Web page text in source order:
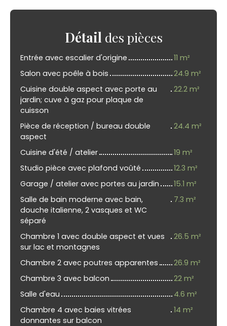
Détail des pièces
Entrée avec escalier d'origine
11 m²
Salon avec poêle à bois
24.9 m²
Cuisine double aspect avec porte au
jardin; cuve à gaz pour plaque de
cuisson
22.2 m²
Pièce de réception / bureau double
aspect
24.4 m²
Cuisine d'été / atelier
19 m²
Studio pièce avec plafond voûté
12.3 m²
Garage / atelier avec portes au jardin
15.1 m²
Salle de bain moderne avec bain,
douche italienne, 2 vasques et WC
séparé
7.3 m²
Chambre 1 avec double aspect et vues
sur lac et montagnes
26.5 m²
Chambre 2 avec poutres apparentes
26.9 m²
Chambre 3 avec balcon
22 m²
Salle d'eau
4.6 m²
Chambre 4 avec baies vitrées
donnantes sur balcon
14 m²